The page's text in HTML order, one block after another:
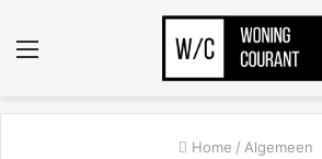
Menu
Home / Algemeen